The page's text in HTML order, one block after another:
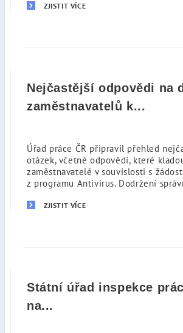
ZJISTIT VÍCE
Nejčastější odpovědi na
zaměstnavatelů k...
Úřad práce ČR připravil přehled
otázek, včetně odpovědí, které
zaměstnavatelé v souvislosti s
z programu Antivirus. Dodržení
ZJISTIT VÍCE
Státní úřad inspekce
na...